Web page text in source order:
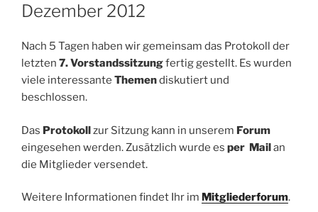
Dezember 2012
Nach 5 Tagen haben wir gemeinsam das Protokoll der
letzten 7. Vorstandssitzungfertig gestellt. Es wurden
viele interessante Themendiskutiert und
beschlossen.
Das Protokollzur Sitzung kann in unserem Forum
eingesehen werden. Zusätzlich wurde es per Mailan
die Mitglieder versendet.
Weitere Informationen findet Ihr im Mitgliederforum.